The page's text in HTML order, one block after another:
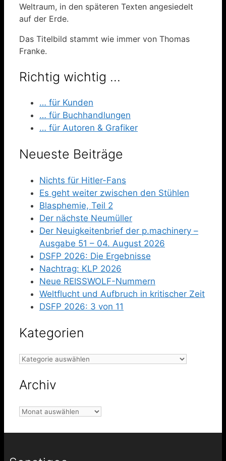
Weltraum, in den späteren Texten angesiedelt
auf der Erde.
Das Titelbild stammt wie immer von Thomas
Franke.
Richtig wichtig …
… für Kunden
… für Buchhandlungen
… für Autoren & Grafiker
Neueste Beiträge
Nichts für Hitler-Fans
Es geht weiter zwischen den Stühlen
Blasphemie, Teil 2
Der nächste Neumüller
Der Neuigkeitenbrief der p.machinery –
Ausgabe 51 – 04. August 2026
DSFP 2026: Die Ergebnisse
Nachtrag: KLP 2026
Neue REISSWOLF-Nummern
Weltflucht und Aufbruch in kritischer Zeit
DSFP 2026: 3 von 11
Kategorien
Kategorien
Archiv
Archiv